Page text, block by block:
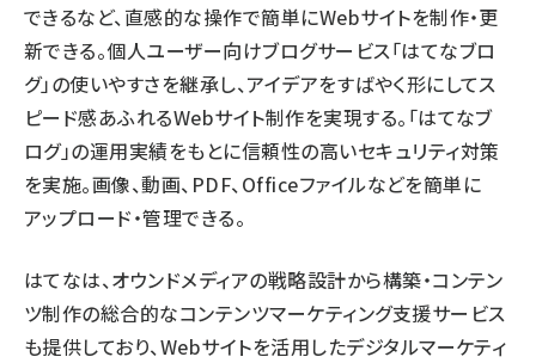
できるなど、直感的な操作で簡単にWebサイトを制作・更
新できる。個人ユーザー向けブログサービス「はてなブロ
グ」の使いやすさを継承し、アイデアをすばやく形にしてス
ピード感あふれるWebサイト制作を実現する。「はてなブ
ログ」の運用実績をもとに信頼性の高いセキュリティ対策
を実施。画像、動画、PDF、Officeファイルなどを簡単に
アップロード・管理できる。
はてなは、オウンドメディアの戦略設計から構築・コンテン
ツ制作の総合的なコンテンツマーケティング支援サービス
も提供しており、Webサイトを活用したデジタルマーケティ